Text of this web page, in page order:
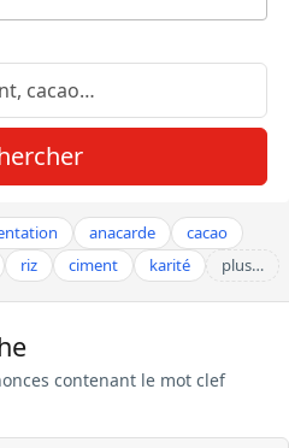
anacarde
cacao
riz ciment karité plus…
contenant le mot clef